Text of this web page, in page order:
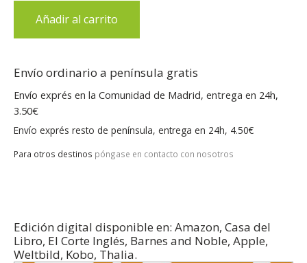
Añadir al carrito
Envío ordinario a península gratis
Envío exprés en la Comunidad de Madrid, entrega en 24h,
3.50€
Envío exprés resto de península, entrega en 24h, 4.50€
Para otros destinos póngase en contacto con nosotros
Edición digital disponible en: Amazon, Casa del
Libro, El Corte Inglés, Barnes and Noble, Apple,
Weltbild, Kobo, Thalia.